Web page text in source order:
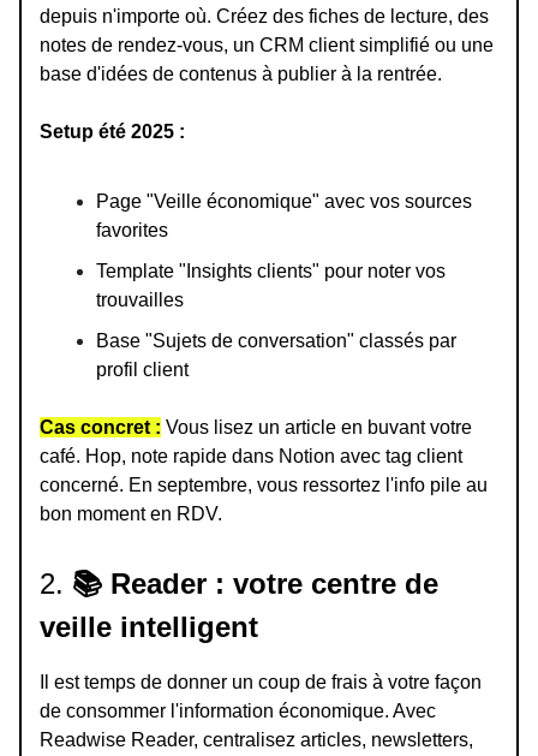
depuis n'importe où. Créez des fiches de lecture, des
notes de rendez-vous, un CRM client simplifié ou une
base d'idées de contenus à publier à la rentrée.
Setup été 2025 :
Page "Veille économique" avec vos sources
favorites
Template "Insights clients" pour noter vos
trouvailles
Base "Sujets de conversation" classés par
profil client
Cas concret : Vous lisez un article en buvant votre
café. Hop, note rapide dans Notion avec tag client
concerné. En septembre, vous ressortez l'info pile au
bon moment en RDV.
2. 📚 Reader : votre centre de
veille intelligent
Il est temps de donner un coup de frais à votre façon
de consommer l'information économique. Avec
Readwise Reader, centralisez articles, newsletters,